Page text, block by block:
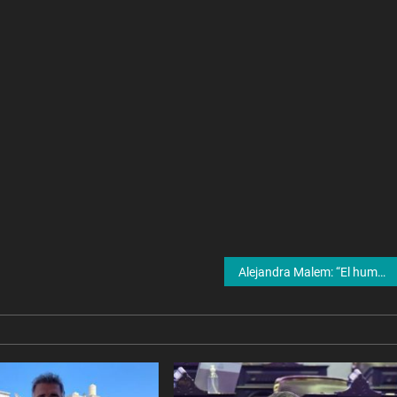
Alejandra Malem: “El humor de Lizy Tagliani abre la puerta de la homofobia”